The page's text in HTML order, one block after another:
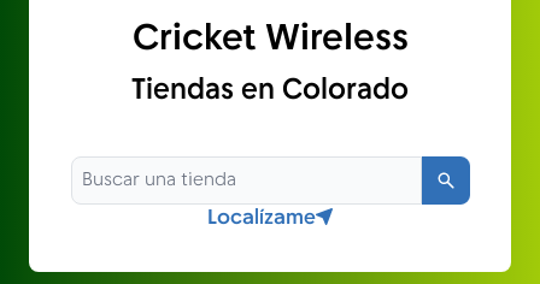
Cricket Wireless
Tiendas en Colorado
Búsqueda
Localízame